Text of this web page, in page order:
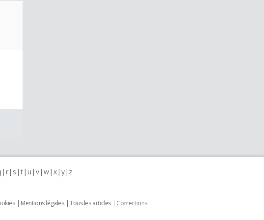
r s t u v w x y z
Mentions légales Tous les articles
Corrections